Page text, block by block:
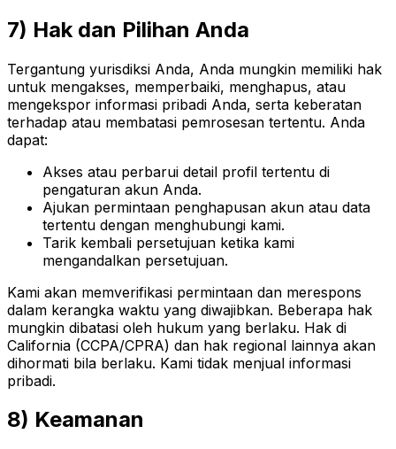
7) Hak dan Pilihan Anda
Tergantung yurisdiksi Anda, Anda mungkin memiliki hak
untuk mengakses, memperbaiki, menghapus, atau
mengekspor informasi pribadi Anda, serta keberatan
terhadap atau membatasi pemrosesan tertentu. Anda
dapat:
Akses atau perbarui detail profil tertentu di
pengaturan akun Anda.
Ajukan permintaan penghapusan akun atau data
tertentu dengan menghubungi kami.
Tarik kembali persetujuan ketika kami
mengandalkan persetujuan.
Kami akan memverifikasi permintaan dan merespons
dalam kerangka waktu yang diwajibkan. Beberapa hak
mungkin dibatasi oleh hukum yang berlaku. Hak di
California (CCPA/CPRA) dan hak regional lainnya akan
dihormati bila berlaku. Kami tidak menjual informasi
pribadi.
8) Keamanan